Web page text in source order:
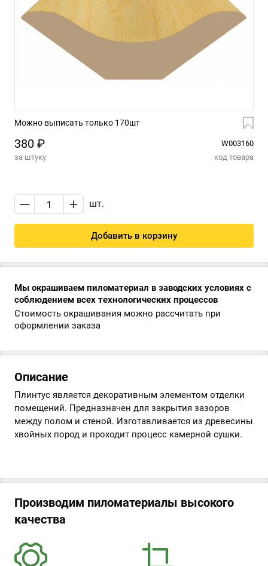
Можно выписать только 170шт
380 ₽
W003160
за штуку
код товара
— + шт.
Добавить в корзину
Мы окрашиваем пиломатериал в заводских условиях с
соблюдением всех технологических процессов
Стоимость окрашивания можно рассчитать при
оформлении заказа
Описание
Плинтус является декоративным элементом отделки
помещений. Предназначен для закрытия зазоров
между полом и стеной. Изготавливается из древесины
хвойных пород и проходит процесс камерной сушки.
Производим пиломатериалы высокого
качества